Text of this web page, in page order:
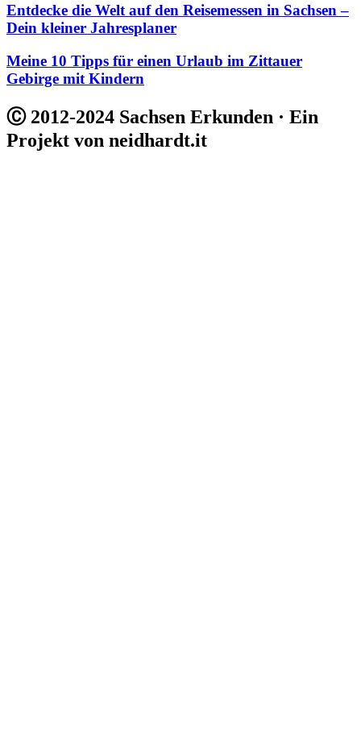
Entdecke die Welt auf den Reisemessen in Sachsen –
Dein kleiner Jahresplaner
Meine 10 Tipps für einen Urlaub im Zittauer
Gebirge mit Kindern
Ⓒ 2012-2024 Sachsen Erkunden · Ein
Projekt von neidhardt.it